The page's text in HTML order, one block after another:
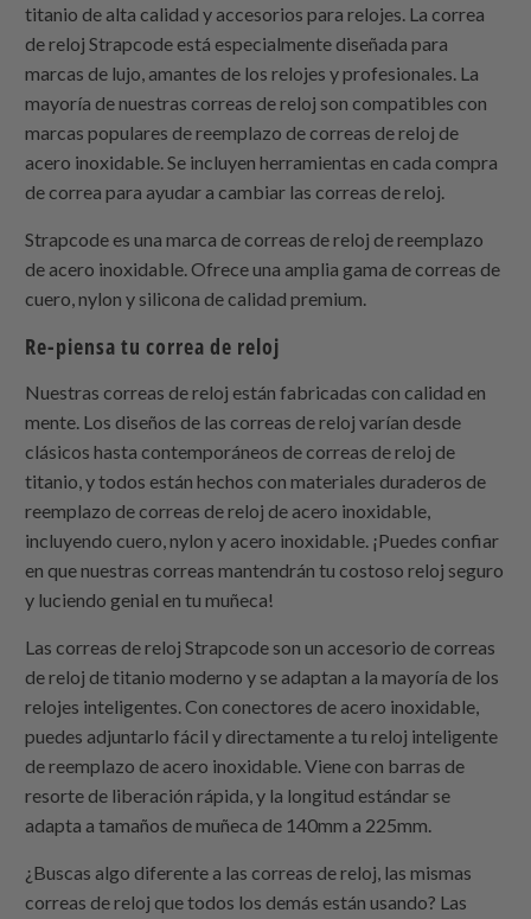
titanio de alta calidad y accesorios para relojes. La correa
de relojStrapcode está especialmente diseñada para
marcas de lujo, amantes de los relojes y profesionales. La
mayoría de nuestras correas de reloj son compatibles con
marcas populares de reemplazo de correas de reloj de
acero inoxidable. Se incluyen herramientas en cada compra
de correa para ayudar a cambiar las correas de reloj.
Strapcode es una marca de correas de reloj de reemplazo
de acero inoxidable. Ofrece una amplia gama de correas de
cuero, nylon y silicona de calidad premium.
Re-piensa tu correa de reloj
Nuestras correas de reloj están fabricadas con calidad en
mente. Los diseños de las correas de reloj varían desde
clásicos hasta contemporáneos de correas de reloj de
titanio, y todos están hechos con materiales duraderos de
reemplazo de correas de reloj de acero inoxidable,
incluyendo cuero, nylon y acero inoxidable. ¡Puedes confiar
en que nuestras correas mantendrán tu costoso reloj seguro
y luciendo genial en tu muñeca!
Las correas de relojStrapcode son un accesorio de correas
de reloj de titanio moderno y se adaptan a la mayoría de los
relojes inteligentes. Con conectores de acero inoxidable,
puedes adjuntarlo fácil y directamente a tu reloj inteligente
de reemplazo de acero inoxidable. Viene con barras de
resorte de liberación rápida, y la longitud estándar se
adapta a tamaños de muñeca de 140mm a 225mm.
¿Buscas algo diferente a las correas de reloj, las mismas
correas de reloj que todos los demás están usando? Las